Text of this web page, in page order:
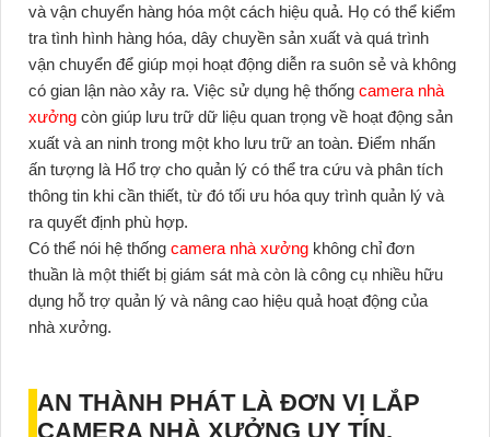
và vận chuyển hàng hóa một cách hiệu quả. Họ có thể kiểm
tra tình hình hàng hóa, dây chuyền sản xuất và quá trình
vận chuyển để giúp mọi hoạt động diễn ra suôn sẻ và không
có gian lận nào xảy ra. Việc sử dụng hệ thống camera nhà
xưởng còn giúp lưu trữ dữ liệu quan trọng về hoạt động sản
xuất và an ninh trong một kho lưu trữ an toàn. Điểm nhấn
ấn tượng là Hổ trợ cho quản lý có thể tra cứu và phân tích
thông tin khi cần thiết, từ đó tối ưu hóa quy trình quản lý và
ra quyết định phù hợp.
Có thể nói hệ thống camera nhà xưởng không chỉ đơn
thuần là một thiết bị giám sát mà còn là công cụ nhiều hữu
dụng hỗ trợ quản lý và nâng cao hiệu quả hoạt động của
nhà xưởng.
AN THÀNH PHÁT LÀ ĐƠN VỊ LẮP
CAMERA NHÀ XƯỞNG UY TÍN,